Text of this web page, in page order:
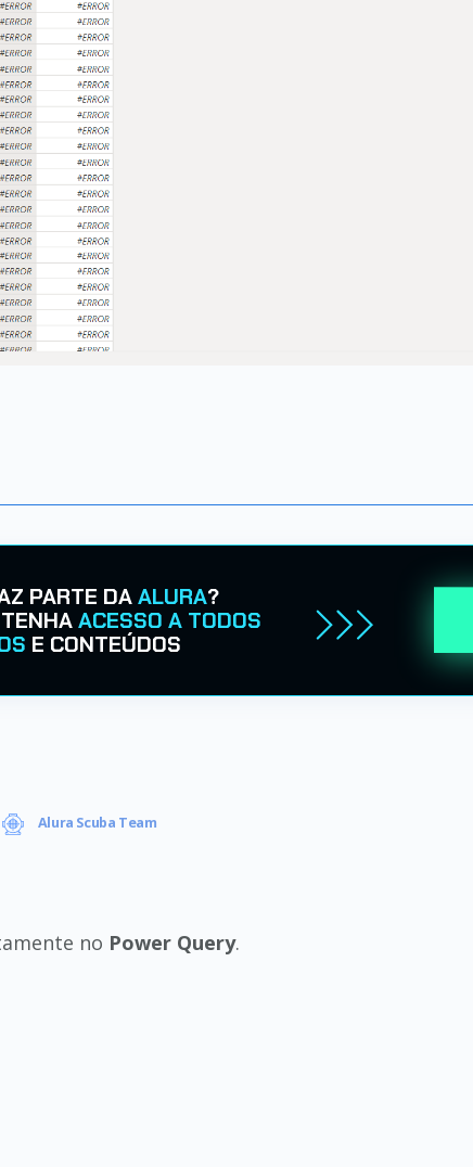
PARTE DAALURA?
ACESSO A TODOS
E CONTEÚDOS
Alura Scuba Team
no Power Query.